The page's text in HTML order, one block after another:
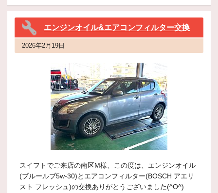
エンジンオイル&エアコンフィルター交換
2026年2月19日
スイフトでご来店の南区M様、この度は、エンジンオイル
(ブルールブ5w-30)とエアコンフィルター(BOSCH アエリ
スト フレッシュ)の交換ありがとうございました(^O^)